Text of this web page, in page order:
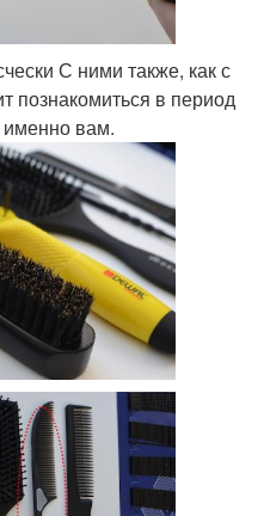
С ними также, как с
познакомиться в период
именно вам.